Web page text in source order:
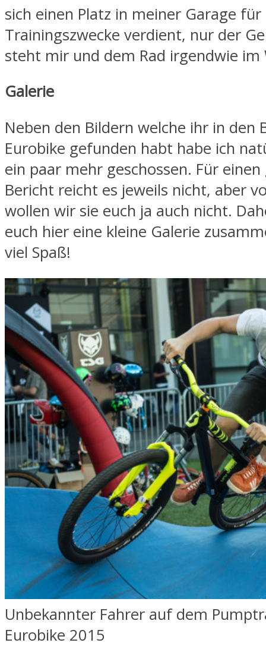
sich einen Platz in meiner Garage für
Trainingszwecke verdient, nur der
steht mir und dem Rad irgendwie im
Galerie
Neben den Bildern welche ihr in den
Eurobike gefunden habt habe ich
ein paar mehr geschossen. Für einen
Bericht reicht es jeweils nicht, aber
wollen wir sie euch ja auch nicht.
euch hier eine kleine Galerie
viel Spaß!
Unbekannter Fahrer auf dem
Eurobike 2015